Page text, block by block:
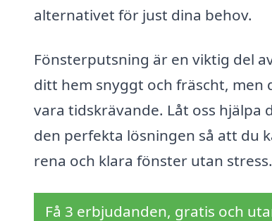
alternativet för just dina behov.
Fönsterputsning är en viktig del
ditt hem snyggt och fräscht, men
vara tidskrävande. Låt oss hjälpa
den perfekta lösningen så att du
rena och klara fönster utan stress.
Få 3 erbjudanden, gratis och